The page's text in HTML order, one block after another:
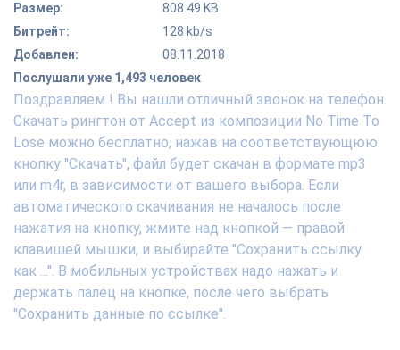
Размер:
808.49 KB
Битрейт:
128 kb/s
Добавлен:
08.11.2018
Послушали уже 1,493 человек
Поздравляем ! Вы нашли отличный звонок на телефон.
Скачать рингтон от Accept из композиции No Time To
Lose можно бесплатно, нажав на соответствующюю
кнопку "Скачать", файл будет скачан в формате mp3
или m4r, в зависимости от вашего выбора. Если
автоматического скачивания не началось после
нажатия на кнопку, жмите над кнопкой — правой
клавишей мышки, и выбирайте "Сохранить ссылку
как ...". В мобильных устройствах надо нажать и
держать палец на кнопке, после чего выбрать
"Сохранить данные по ссылке".